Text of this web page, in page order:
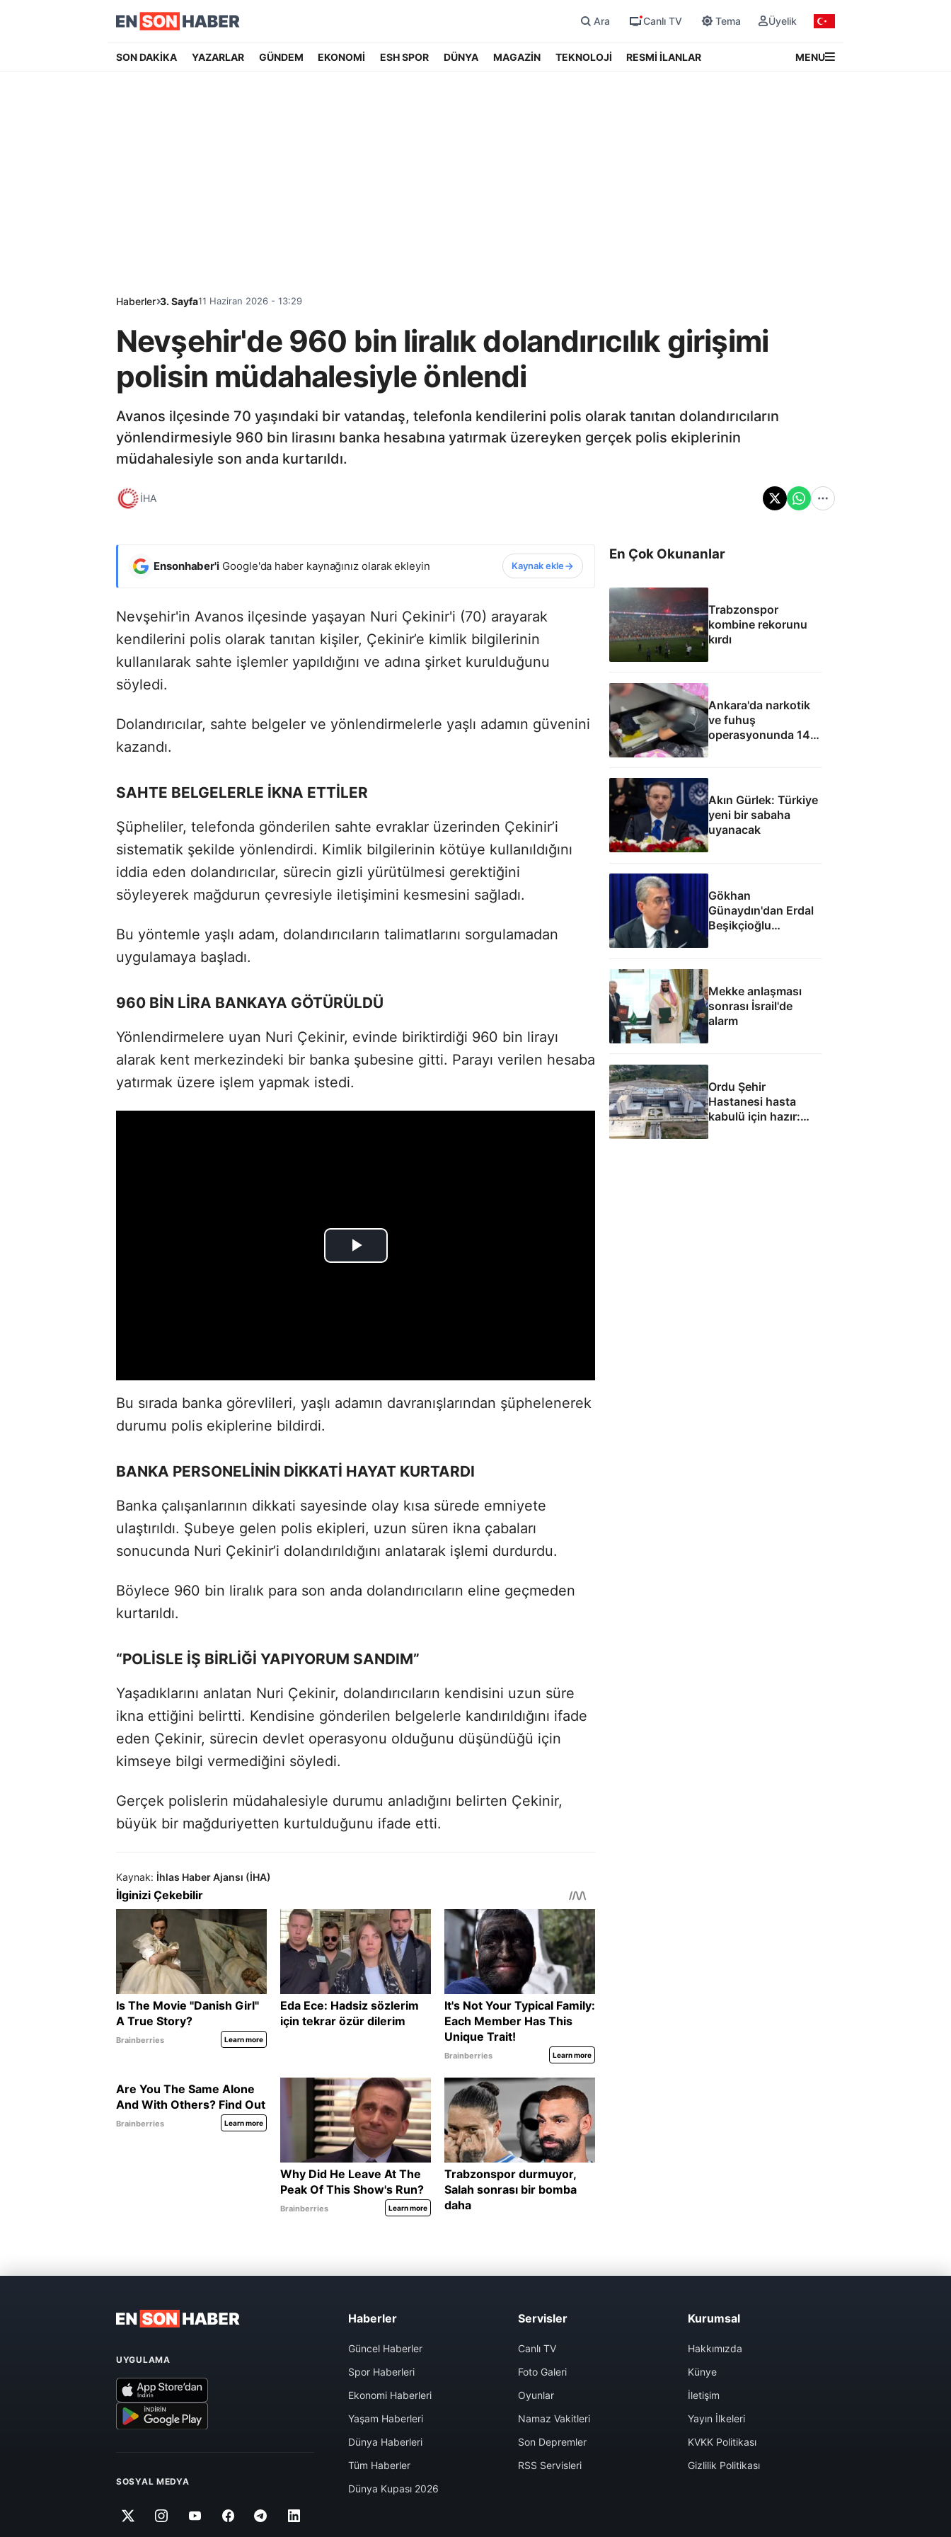
Ara Canlı TV Tema Üyelik
SON DAKİKA YAZARLAR GÜNDEM EKONOMİ ESH SPOR DÜNYA MAGAZİN TEKNOLOJİ RESMİ İLANLAR MENU
Haberler 3. Sayfa11 Haziran 2026 - 13:29
Nevşehir'de 960 bin liralık dolandırıcılık girişimi
polisin müdahalesiyle önlendi
Avanos ilçesinde 70 yaşındaki bir vatandaş, telefonla kendilerini polis olarak tanıtan dolandırıcıların
yönlendirmesiyle 960 bin lirasını banka hesabına yatırmak üzereyken gerçek polis ekiplerinin
müdahalesiyle son anda kurtarıldı.
İHA
Ensonhaber'i Google'da haber kaynağınız olarak ekleyin Kaynak ekle
Nevşehir'in Avanos ilçesinde yaşayan Nuri Çekinir'i (70) arayarak
kendilerini polis olarak tanıtan kişiler, Çekinir’e kimlik bilgilerinin
kullanılarak sahte işlemler yapıldığını ve adına şirket kurulduğunu
söyledi.
Dolandırıcılar, sahte belgeler ve yönlendirmelerle yaşlı adamın güvenini
kazandı.
SAHTE BELGELERLE İKNA ETTİLER
Şüpheliler, telefonda gönderilen sahte evraklar üzerinden Çekinir’i
sistematik şekilde yönlendirdi. Kimlik bilgilerinin kötüye kullanıldığını
iddia eden dolandırıcılar, sürecin gizli yürütülmesi gerektiğini
söyleyerek mağdurun çevresiyle iletişimini kesmesini sağladı.
Bu yöntemle yaşlı adam, dolandırıcıların talimatlarını sorgulamadan
uygulamaya başladı.
960 BİN LİRA BANKAYA GÖTÜRÜLDÜ
Yönlendirmelere uyan Nuri Çekinir, evinde biriktirdiği 960 bin lirayı
alarak kent merkezindeki bir banka şubesine gitti. Parayı verilen hesaba
yatırmak üzere işlem yapmak istedi.
Bu sırada banka görevlileri, yaşlı adamın davranışlarından şüphelenerek
durumu polis ekiplerine bildirdi.
BANKA PERSONELİNİN DİKKATİ HAYAT KURTARDI
Banka çalışanlarının dikkati sayesinde olay kısa sürede emniyete
ulaştırıldı. Şubeye gelen polis ekipleri, uzun süren ikna çabaları
sonucunda Nuri Çekinir’i dolandırıldığını anlatarak işlemi durdurdu.
Böylece 960 bin liralık para son anda dolandırıcıların eline geçmeden
kurtarıldı.
“POLİSLE İŞ BİRLİĞİ YAPIYORUM SANDIM”
Yaşadıklarını anlatan Nuri Çekinir, dolandırıcıların kendisini uzun süre
ikna ettiğini belirtti. Kendisine gönderilen belgelerle kandırıldığını ifade
eden Çekinir, sürecin devlet operasyonu olduğunu düşündüğü için
kimseye bilgi vermediğini söyledi.
Gerçek polislerin müdahalesiyle durumu anladığını belirten Çekinir,
büyük bir mağduriyetten kurtulduğunu ifade etti.
Kaynak: İhlas Haber Ajansı (İHA)
En Çok Okunanlar
Trabzonspor
kombine rekorunu
kırdı
Ankara'da narkotik
ve fuhuş
operasyonunda 14
gözaltı
Akın Gürlek: Türkiye
yeni bir sabaha
uyanacak
Gökhan
Günaydın'dan Erdal
Beşikçioğlu
eleştirisi: Siz kamu
yapıyorsunuz
Mekke anlaşması
sonrası İsrail'de
alarm
Ordu Şehir
Hastanesi hasta
kabulü için hazır:
Eylül ayında
UYGULAMA
SOSYAL MEDYA
Haberler
Güncel Haberler
Spor Haberleri
Ekonomi Haberleri
Yaşam Haberleri
Dünya Haberleri
Tüm Haberler
Dünya Kupası 2026
Servisler
Canlı TV
Foto Galeri
Oyunlar
Namaz Vakitleri
Son Depremler
RSS Servisleri
Kurumsal
Hakkımızda
Künye
İletişim
Yayın İlkeleri
KVKK Politikası
Gizlilik Politikası